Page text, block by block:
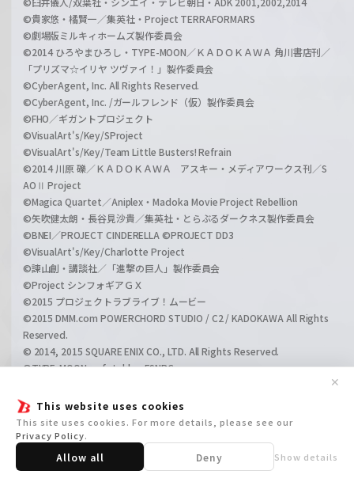
This website uses cookies
This site uses cookies. For more details, please see our
Privacy Policy.
Allow all Deny Show details
✕
©貴家悠・橘賢一／集英社・Project TERRAFORMARS
©劇場版ミルキィホームズ製作委員会
©2014 ひろやまひろし・TYPE-MOON／ＫＡＤＯＫＡＷＡ 角川書店刊／
「プリズマ☆イリヤ ツヴァイ！」製作委員会
©CyberAgent, Inc. All Rights Reserved.
©CyberAgent, Inc. /ガールフレンド（仮）製作委員会
©FHO／ギガントプロジェクト
©VisualArt's/Key/SProject
©VisualArt's/Key/Team Little Busters! Refrain
©2014 川原 礫／ＫＡＤＯＫＡＷＡ アスキー・メディアワークス刊／S
AOⅡ Project
©Magica Quartet／Aniplex・Madoka Movie Project Rebellion
©矢吹健太朗・長谷見沙貴／集英社・とらぶるダークネス製作委員会
©BNEI／PROJECT CINDERELLA ©PROJECT DD3
©VisualArt's/Key/Charlotte Project
©諫山創・講談社／「進撃の巨人」製作委員会
©Project シンフォギアＧＸ
©2015 プロジェクトラブライブ！ムービー
©2015 DMM.com POWERCHORD STUDIO / C2 / KADOKAWA All Rights
Reserved.
© 2014, 2015 SQUARE ENIX CO., LTD. All Rights Reserved.
©TYPE-MOON・ufotable・FSNPC
リヤ ツヴァイ ヘルツ！」製作委員会
©2016 DMM.com POWERCHORD STUDIO / C2 / KADOKAWA All Rights
Reserved.
©赤塚不二夫／おそ松さん製作委員会
©高橋留美子・小学館／NHK・NEP・ShoPro